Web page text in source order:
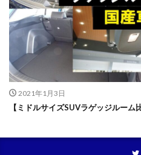
2021年1月3日
【ミドルサイズSUVラゲッジルー